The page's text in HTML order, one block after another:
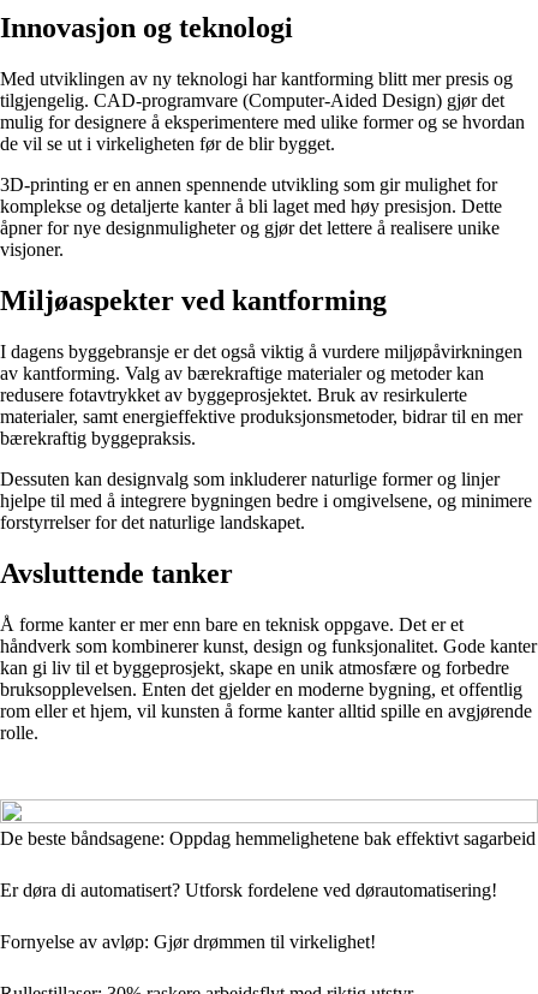
Innovasjon og teknologi
Med utviklingen av ny teknologi har kantforming blitt mer presis og
tilgjengelig. CAD-programvare (Computer-Aided Design) gjør det
mulig for designere å eksperimentere med ulike former og se hvordan
de vil se ut i virkeligheten før de blir bygget.
3D-printing er en annen spennende utvikling som gir mulighet for
komplekse og detaljerte kanter å bli laget med høy presisjon. Dette
åpner for nye designmuligheter og gjør det lettere å realisere unike
visjoner.
Miljøaspekter ved kantforming
I dagens byggebransje er det også viktig å vurdere miljøpåvirkningen
av kantforming. Valg av bærekraftige materialer og metoder kan
redusere fotavtrykket av byggeprosjektet. Bruk av resirkulerte
materialer, samt energieffektive produksjonsmetoder, bidrar til en mer
bærekraftig byggepraksis.
Dessuten kan designvalg som inkluderer naturlige former og linjer
hjelpe til med å integrere bygningen bedre i omgivelsene, og minimere
forstyrrelser for det naturlige landskapet.
Avsluttende tanker
Å forme kanter er mer enn bare en teknisk oppgave. Det er et
håndverk som kombinerer kunst, design og funksjonalitet. Gode kanter
kan gi liv til et byggeprosjekt, skape en unik atmosfære og forbedre
bruksopplevelsen. Enten det gjelder en moderne bygning, et offentlig
rom eller et hjem, vil kunsten å forme kanter alltid spille en avgjørende
rolle.
De beste båndsagene: Oppdag hemmelighetene bak effektivt sagarbeid
Er døra di automatisert? Utforsk fordelene ved dørautomatisering!
Fornyelse av avløp: Gjør drømmen til virkelighet!